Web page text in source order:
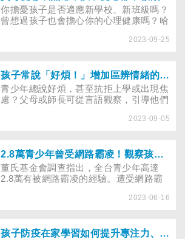
你擔憂孩子是否適應新學校、新班級嗎？
曾想過孩子也會擔心你的心理健康嗎？哈
憂鬱或焦慮症，且將近40％的青少年至少
2023-09-25
孩子常說「好煩！」增加區辨情緒的能力，有助青少年避免憂鬱
青少年總說好煩，甚至抗拒上學或出現焦
慮？父母或師長可從言語觀察，引導他們
適應。研究指出，能精確區辨負面情緒的
2023-09-05
2.8萬青少年曾受網路霸凌！觀察孩子3變化，鼓勵其截圖向師長求助勿隱忍
董氏基金會調查指出，全台青少年高達
2.8萬有被網路霸凌的經驗。遭受網路霸
路霸凌傷害，鼓勵孩子勇於截圖或錄影求
停止行為。
2023-06-16
孩子防疫在家學習如何提升專注力、寫作業效率？心理師傳授招數